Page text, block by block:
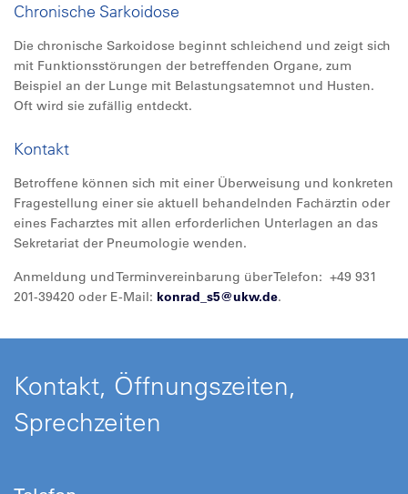
Chronische Sarkoidose
Die chronische Sarkoidose beginnt schleichend und zeigt sich
mit Funktionsstörungen der betreffenden Organe, zum
Beispiel an der Lunge mit Belastungsatemnot und Husten.
Oft wird sie zufällig entdeckt.
Kontakt
Betroffene können sich mit einer Überweisung und konkreten
Fragestellung einer sie aktuell behandelnden Fachärztin oder
eines Facharztes mit allen erforderlichen Unterlagen an das
Sekretariat der Pneumologie wenden.
Anmeldung und Terminvereinbarung über Telefon: +49 931
201-39420 oder E-Mail: konrad_s5@ukw.de.
Kontakt, Öffnungszeiten,
Sprechzeiten